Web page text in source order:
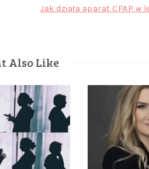
Jak działa aparat CPAP w
Also Like